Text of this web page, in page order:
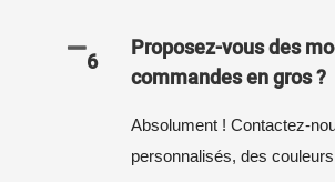
6
Proposez-vous des
commandes en gros ?
Absolument ! Contactez-
personnalisés, des